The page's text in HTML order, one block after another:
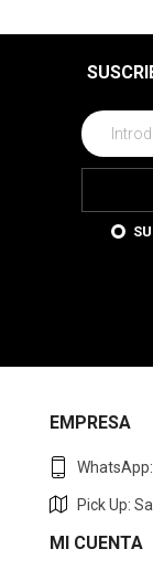
EMPRESA
Pick Up:
MI CUENTA